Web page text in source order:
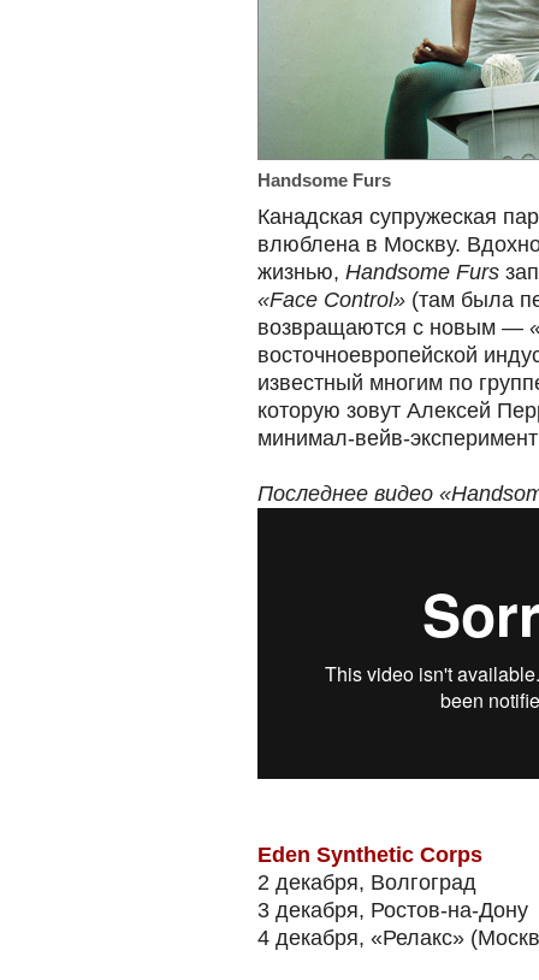
Handsome Furs
Канадская супружеская
влюблена в Москву.
жизнью, Handsome Furs
«Face Control» (там была
возвращаются с новым —
восточноевропейской
известный многим по
которую зовут Алексей
минимал-вейв-
Последнее видео
Eden Synthetic Corps
2 декабря, Волгоград
3 декабря, Ростов-на-Дону
4 декабря, «Релакс»